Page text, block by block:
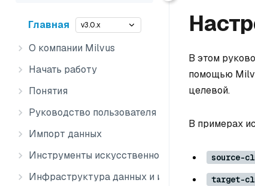
Главная v3.0.x
О компании Milvus
Начать работу
Понятия
Руководство пользователя
Импорт данных
Инструменты искусственного интеллекта
Инфраструктура данных и интеграция
В этом
помощью
целевой.
В примерах
source-
target-